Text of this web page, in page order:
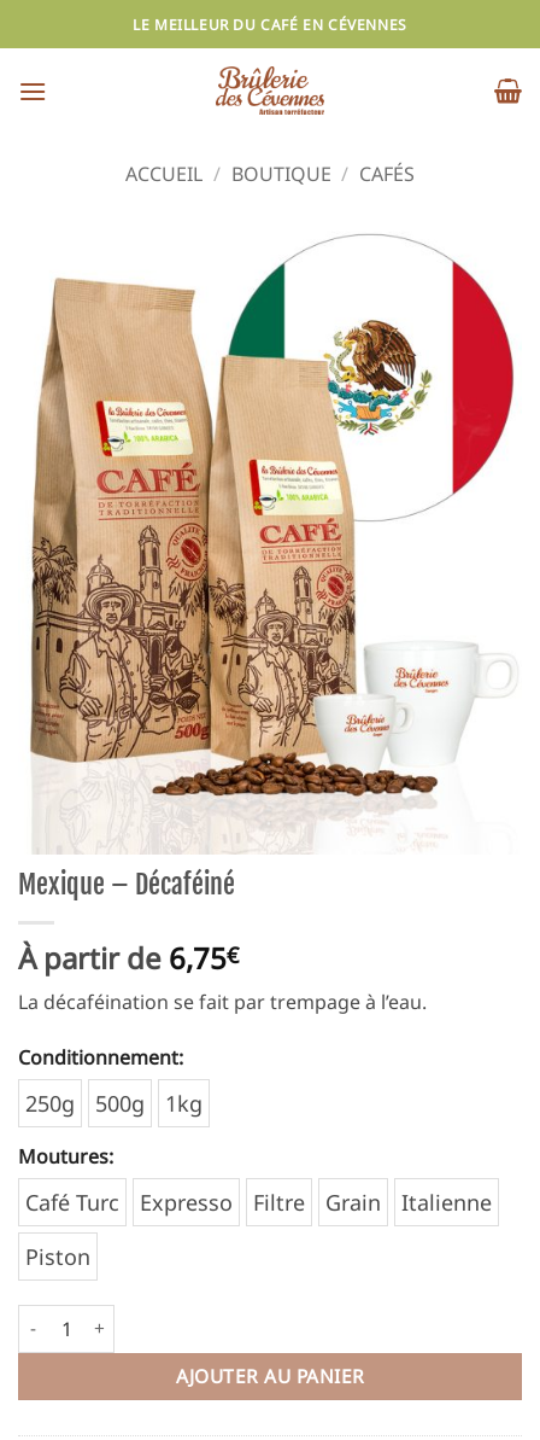
au
LE MEILLEUR DU CAFÉ EN CÉVENNES
ACCUEIL / BOUTIQUE / CAFÉS
Mexique – Décaféiné
À partir de 6,75€
La décaféination se fait par trempage à l’eau.
Conditionnement:
250g 500g 1kg
Moutures:
Café Turc Expresso Filtre Grain
Italienne
Piston
quantité de Mexique - Décaféiné
AJOUTER AU PANIER
Alternative: